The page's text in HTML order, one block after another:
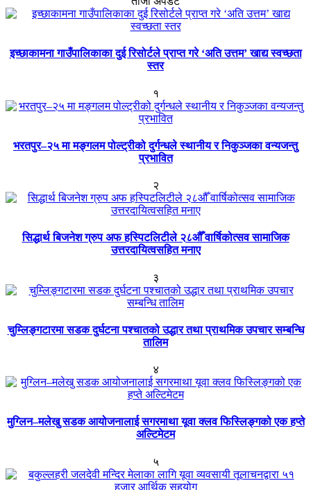
इच्छाकामना गाउँपालिकाका दुई रिसोर्टले प्राप्त गरे ‘अति उत्तम’ खाद्य स्वच्छता
स्तर
१
भरतपुर–२५ मा मङ्गलम पोल्ट्रीको दुर्गन्धले स्थानीय र निकुञ्जका वन्यजन्तु
प्रभावित
२
सिद्धार्थ बिजनेश ग्रुप अफ हस्पिटलिटीले २८औँ वार्षिकोत्सव सामाजिक
उत्तरदायित्वसहित मनाए
३
चुम्लिङ्गटारमा सडक दुर्घटना पश्चातको उद्धार तथा प्राथमिक उपचार सम्बन्धि
तालिम
४
मुग्लिन–मलेखु सडक आयोजनालाई सगरमाथा यूवा क्लव फिस्लिङ्गको एक हप्ते
अल्टिमेटम
५